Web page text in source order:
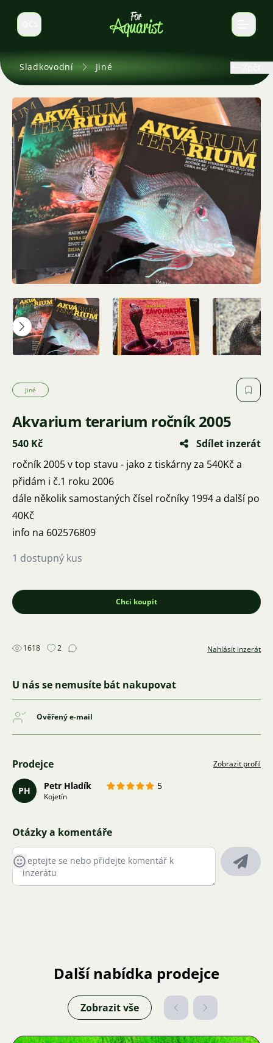
Select language
Sladkovodní Jiné
Jiné
Akvarium terarium ročník 2005
540 Kč
Sdílet inzerát
ročník 2005 v top stavu - jako z tiskárny za 540Kč a
přidám i č.1 roku 2006
dále několik samostaných čísel ročníky 1994 a další po
40Kč
info na 602576809
1 dostupný kus
Chci koupit
1618 2 Nahlásit inzerát
U nás se nemusíte bát nakupovat
Ověřený e-mail
Prodejce Zobrazit profil
PH Petr Hladík 5
Kojetín
Otázky a komentáře
Další nabídka prodejce
Zobrazit vše